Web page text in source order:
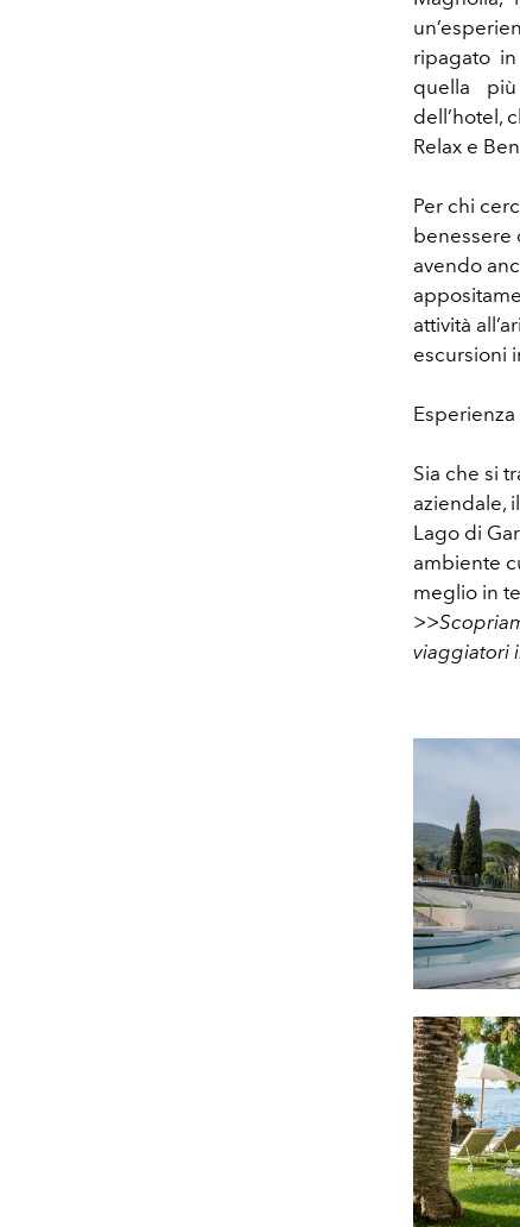
ripagato
quella
dell’hotel,
Relax e
Per chi
benessere
avendo
attività
escursioni
Sia che si
aziendale,
Lago di
ambiente
meglio in
viaggiatori